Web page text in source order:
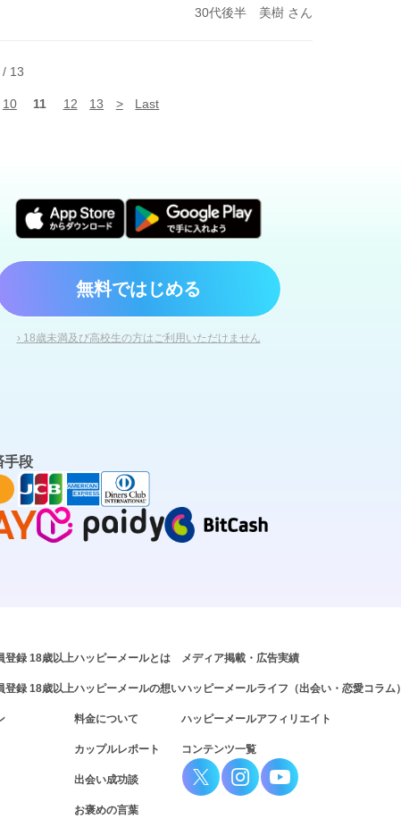
30代後半 美樹 さん
/ 13
10 11 12 13 > Last
無料ではじめる
› 18歳未満及び高校生の方はご利用いただけません
手段
登録 18歳以上
登録 18歳以上
ハッピーメールとは
ハッピーメールの想い
料金について
カップルレポート
出会い成功談
お褒めの言葉
メディア掲載・広告実績
ハッピーメールライフ（出会い・恋愛コラム）
ハッピーメールアフィリエイト
コンテンツ一覧